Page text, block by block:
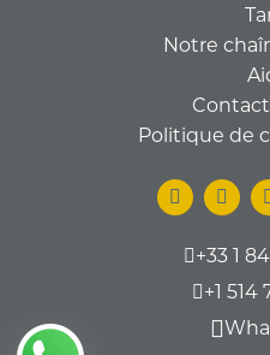
Notre
Politique de
+33 1
+1 514